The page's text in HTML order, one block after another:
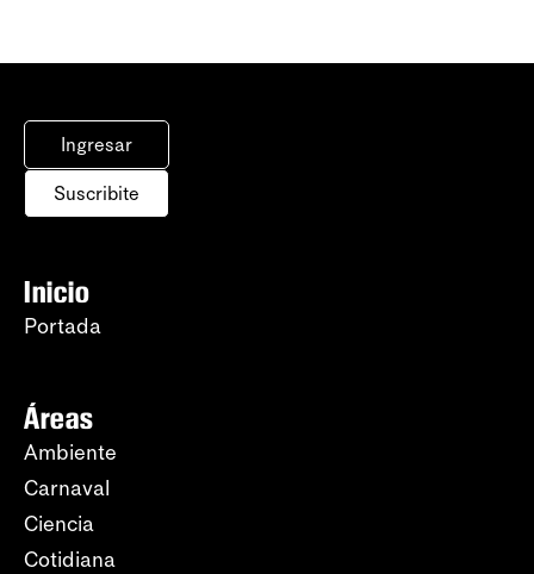
Ingresar
Suscribite
Inicio
Portada
Áreas
Ambiente
Carnaval
Ciencia
Cotidiana